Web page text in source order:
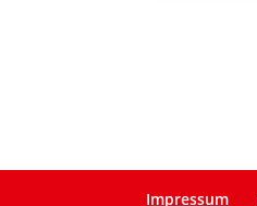
Impressum